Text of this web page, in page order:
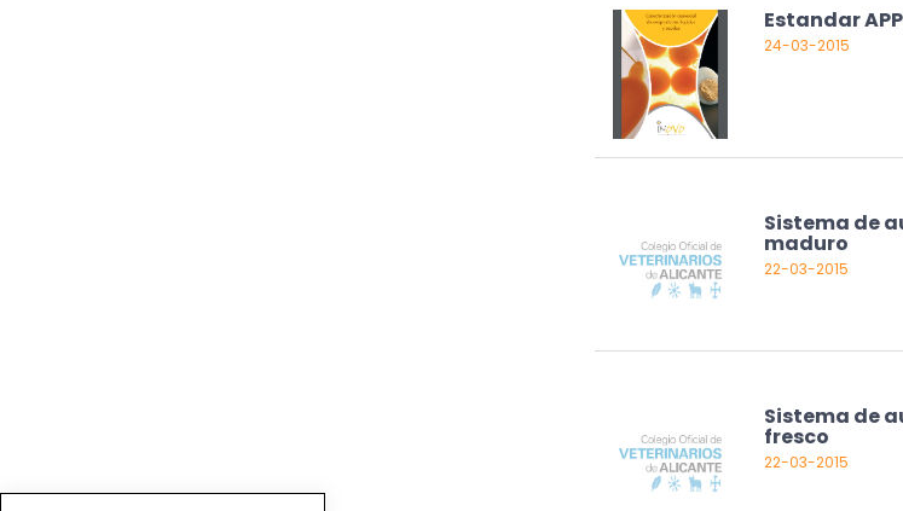
Estandar
24-03-2015
Sistema de
maduro
22-03-2015
Sistema de
fresco
22-03-2015